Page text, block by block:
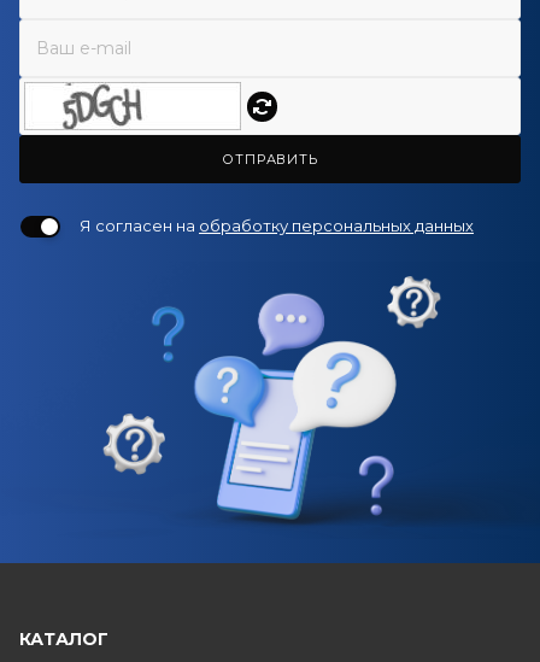
ОТПРАВИТЬ
Я согласен на обработку персональных данных
КАТАЛОГ